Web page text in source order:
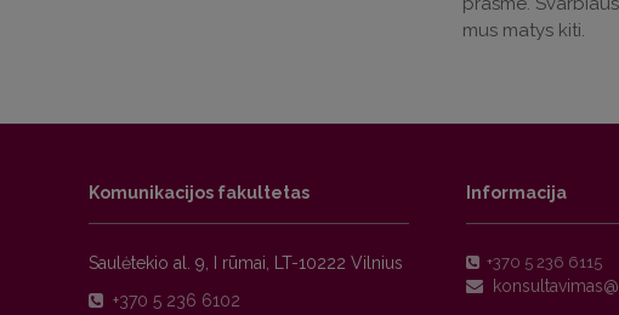
mus matys kiti.
Komunikacijos fakultetas
Saulėtekio al. 9, I rūmai, LT-10222 Vilnius
+370 5 236 6102
Informacija
+370 5 236 6115